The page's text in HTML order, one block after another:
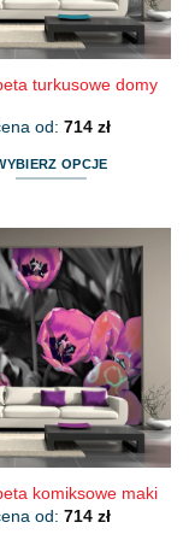
stronie
produktu
turkusowe domy
od: 714 zł
OPCJE
ma
wiele
wariantów.
Opcje
można
wybrać
na
stronie
produktu
komiksowe maki
od: 714 zł